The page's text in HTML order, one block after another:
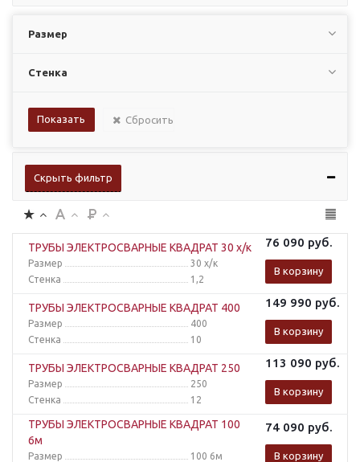
Размер
Стенка
Сбросить
Скрыть фильтр
ТРУБЫ ЭЛЕКТРОСВАРНЫЕ КВАДРАТ 30 х/к
Размер
30 х/к
Стенка
1,2
76 090 руб.
В корзину
ТРУБЫ ЭЛЕКТРОСВАРНЫЕ КВАДРАТ 400
Размер
400
Стенка
10
149 990 руб.
В корзину
ТРУБЫ ЭЛЕКТРОСВАРНЫЕ КВАДРАТ 250
Размер
250
Стенка
12
113 090 руб.
В корзину
ТРУБЫ ЭЛЕКТРОСВАРНЫЕ КВАДРАТ 100
6м
Размер
100 6м
74 090 руб.
В корзину